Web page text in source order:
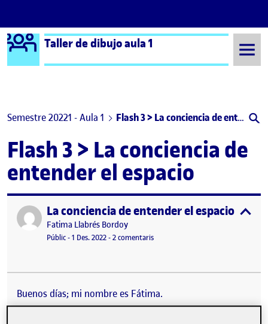
Saltar al contingut
Logo Ágora
Taller de dibujo aula 1
Semestre 20221 - Aula 1 Flash 3 > La conciencia de entender el espacio
Flash 3 > La conciencia de
entender el espacio
Publicat perLa conciencia de entender el espacio
Publicat per
Fatima Llabrés Bordoy
Visibilitat:
Públic-Data de publicació
1 Des. 2022-2 comentarisa La conciencia de entender el
Buenos días; mi nombre es Fátima.